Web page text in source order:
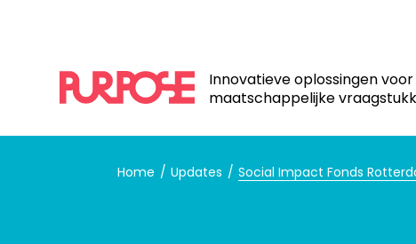
Innovatieve oplossingen voor
maatschappelijke
Home Updates Social Impact Fonds